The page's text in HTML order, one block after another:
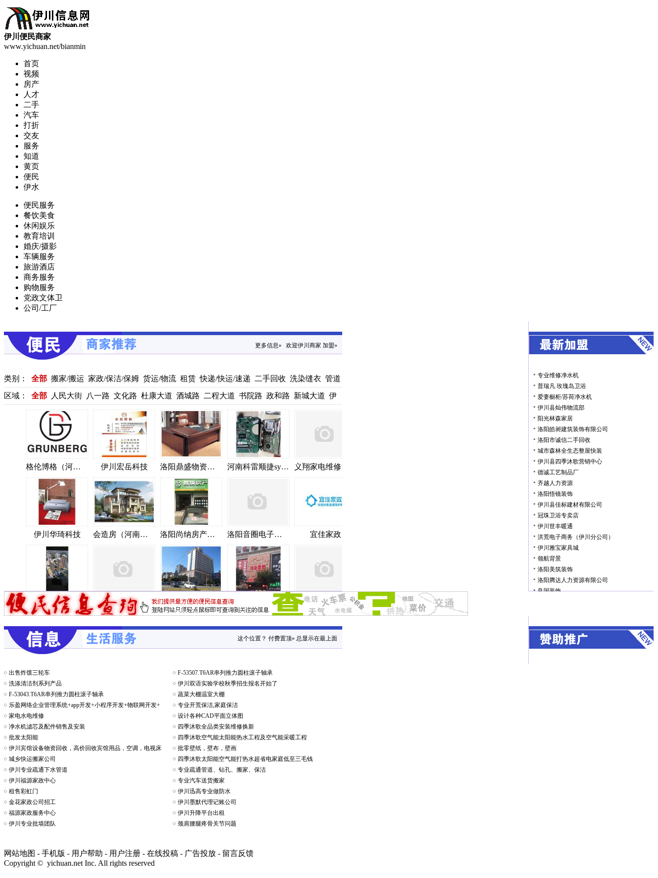
伊川便民商家
www.yichuan.net/bianmin
首页
视频
房产
人才
二手
汽车
打折
交友
服务
知道
黄页
便民
伊水
便民服务
餐饮美食
休闲娱乐
教育培训
婚庆/摄影
车辆服务
旅游酒店
商务服务
购物服务
党政文体卫
公司/工厂
更多信息» 欢迎伊川商家 加盟»
类别： 全部 搬家/搬运 家政/保洁/保姆 货运/物流 租赁 快递/快运/速递 二手回收 洗染缝衣 管道
疏通
礼品/鲜花 家电维修 电脑组装维修 房屋维修 装修/建材/室内环保 房产中介 职介所/劳务
钟
表眼镜 其它 安防保卫 门诊/药店 养老/托孤 机票/火车票
区域： 全部 人民大街 八一路 文化路 杜康大道 酒城路 二程大道 书院路 政和路 新城大道 伊
伊尹路 理学路 邵雍大道 南府店社区 北府店社区 西场社区 周村社区
野狐岭社区 瑶湾社区 罗村社区 文博大道 书香路 文正大道 东城区 仁和路
不老泉
思贤路 彦博大道 九贤街 五子街 耕莘路 击壤路 景秀路 南环路 新伊大道 龙凤大道
曙光路
格伦博格（河南）园林景观工程有限公司
伊川宏岳科技 洛阳鼎盛物资回收公司 河南科雷顺捷syyxgs 义翔家电维修中心
伊川华琦科技 会造房（河南）建材科技有限公司 洛阳尚纳房产有限公司 洛阳音圈电子科技有限公司 宜佳家政
洛阳龙键置业有限公司 伊川天天快递总公司 世纪亚泰高端建材商场 伊川县亚泰酒店管理有限公司 上海钧正网络科技有限公司
专业维修净水机
普瑞凡 玫瑰岛卫浴
爱妻橱柜/苏荷净水机
伊川县灿伟物流部
阳光林森家居
洛阳皓昶建筑装饰有限公司
洛阳市诚信二手回收
城市森林全生态整屋快装
伊川县四季沐歌营销中心
德诚工艺制品厂
齐越人力资源
洛阳悟镜装饰
伊川县佳标建材有限公司
冠珠卫浴专卖店
伊川世丰暖通
洪荒电子商务（伊川分公司）
伊川雅宝家具城
领航背景
洛阳美筑装饰
洛阳腾达人力资源有限公司
良国装饰
这个位置？ 付费置顶» 总显示在最上面
出售炸馍三轮车
F-53507.T6AR串列推力圆柱滚子轴承
洗涤清洁剂系列产品
伊川双语实验学校秋季招生报名开始了
F-53043.T6AR串列推力圆柱滚子轴承
蔬菜大棚温室大棚
乐盈网络企业管理系统+app开发+小程序开发+物联网开发+
专业开荒保洁,家庭保洁
家电水电维修
设计各种CAD平面立体图
净水机滤芯及配件销售及安装
四季沐歌全品类安装维修换新
批发太阳能
四季沐歌空气能太阳能热水工程及空气能采暖工程
伊川宾馆设备物资回收，高价回收宾馆用品，空调，电视床
批零壁纸，壁布，壁画
城乡快运搬家公司
四季沐歌太阳能空气能打热水超省电家庭低至三毛钱
伊川专业疏通下水管道
专业疏通管道、钻孔、搬家、保洁
伊川福源家政中心
专业汽车送货搬家
租售彩虹门
伊川迅高专业做防水
金花家政公司招工
伊川墨默代理记账公司
福源家政服务中心
伊川升降平台出租
伊川专业批墙团队
颈肩腰腿疼骨关节问题
网站地图 - 手机版 - 用户帮助 - 用户注册 - 在线投稿 - 广告投放 - 留言反馈
Copyright © yichuan.net Inc. All rights reserved